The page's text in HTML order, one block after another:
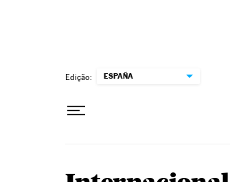
Edição: ESPAÑA